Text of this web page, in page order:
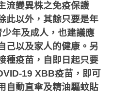
流變異株之免疫保護
此以外，其餘只要是年
年及成人，也建議應
己以及家人的健康。另
種疫苗，自即日起只要
19 XBB疫苗，即可
自動直傘及精油驅蚊貼